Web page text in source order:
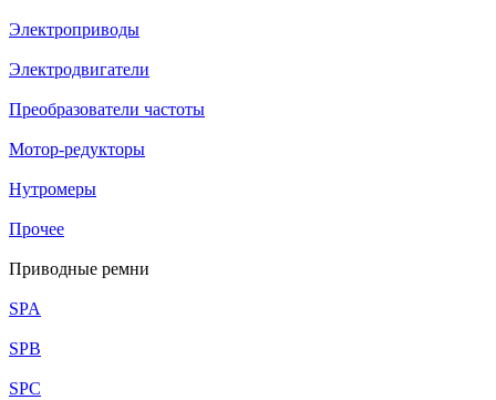
Электроприводы
Электродвигатели
Преобразователи частоты
Мотор-редукторы
Нутромеры
Прочее
Приводные ремни
SPA
SPB
SPC